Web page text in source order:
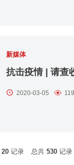
新媒体
抗击疫情 | 请查
2020-03-05
20 记录 总共 530 记录